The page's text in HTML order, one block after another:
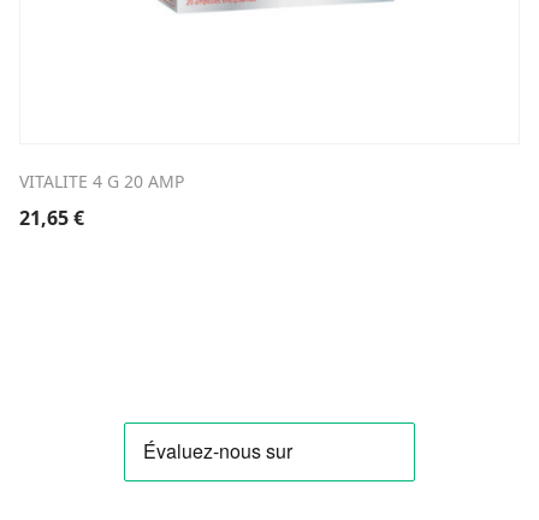
VITALITE 4 G 20 AMP
21,65€